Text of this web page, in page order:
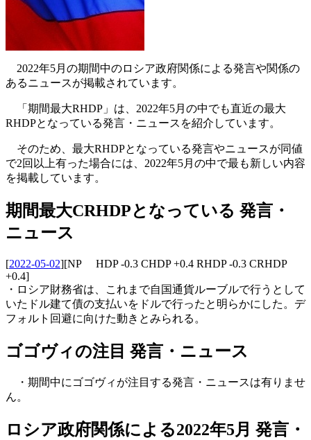
2022年5月の期間中のロシア政府関係による発言や関係の
あるニュースが掲載されています。
「期間最大RHDP」は、2022年5月の中でも直近の最大
RHDPとなっている発言・ニュースを紹介しています。
そのため、最大RHDPとなっている発言やニュースが同値
で2回以上有った場合には、2022年5月の中で最も新しい内容
を掲載しています。
期間最大CRHDPとなっている 発言・
ニュース
[2022-05-02][NP HDP -0.3 CHDP +0.4 RHDP -0.3 CRHDP
+0.4]
・ロシア財務省は、これまで自国通貨ルーブルで行うとして
いたドル建て債の支払いをドルで行ったと明らかにした。デ
フォルト回避に向けた動きとみられる。
ゴゴヴィの注目 発言・ニュース
・期間中にゴゴヴィが注目する発言・ニュースは有りませ
ん。
ロシア政府関係による2022年5月 発言・